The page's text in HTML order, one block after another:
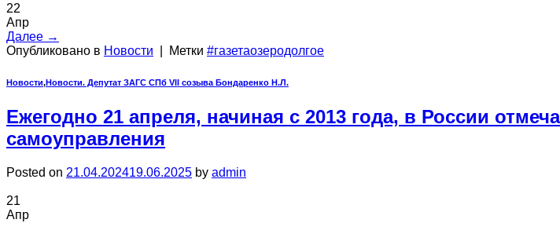
22
Апр
Далее →
Опубликовано в Новости Метки #газетаозеродолгое
Новости,Новости. Депутат ЗАГС СПб VII созыва Бондаренко Н.Л.
Ежегодно 21 апреля, начиная с 2013 года, в России
самоуправления
Posted on 21.04.202419.06.2025 by admin
21
Апр